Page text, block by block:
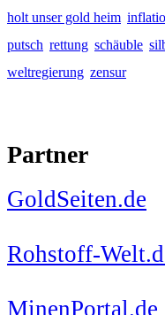
holt unser gold heim
putsch rettung schäuble
weltregierung zensur
Partner
GoldSeiten.de
Rohstoff-
MinenPortal.de